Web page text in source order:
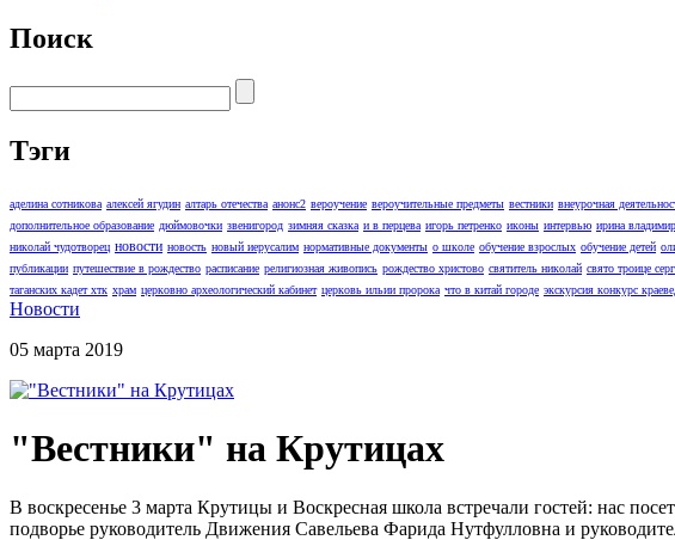
Поиск
Тэги
аделина сотникова алексей ягудин алтарь отечества анонс2 вероучение вероучительные предметы вестники внеурочная
дополнительное образование дюймовочки звенигород зимняя сказка и в перцева игорь петренко иконы интервью ирина
николай чудотворец новости новость новый иерусалим нормативные документы о школе обучение взрослых обучение детей
публикации путешествие в рождество расписание религиозная живопись рождество христово святитель николай свято троице
таганских кадет хтк храм церковно археологический кабинет церковь ильии пророка что в китай городе экскурсия конкурс
Новости
05 марта 2019
"Вестники" на Крутицах
В воскресенье 3 марта Крутицы и Воскресная школа встречали гостей: нас
подворье руководитель Движения Савельева Фарида Нутфулловна и